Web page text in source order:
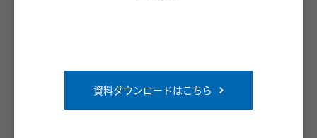
資料ダウンロードはこちら